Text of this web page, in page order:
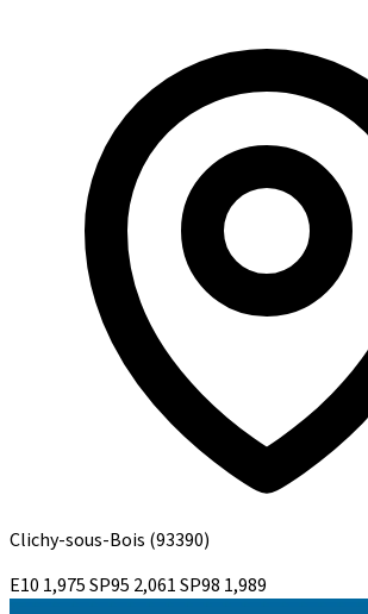
Clichy-sous-Bois (93390)
E10 1,975SP95 2,061SP98 1,989